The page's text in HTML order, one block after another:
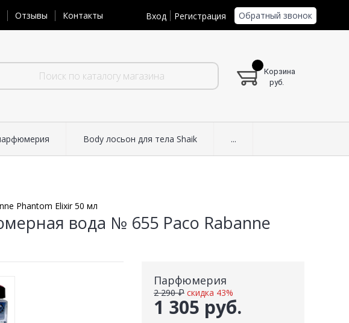
Отзывы Контакты Вход Регистрация Обратный звонок
Корзина
руб.
Body лосьон для тела Shaik ...
Phantom Elixir 50 мл
вода № 655 Paco Rabanne
Парфюмерия
1 305 руб.
2 290 ₽ скидка 43%